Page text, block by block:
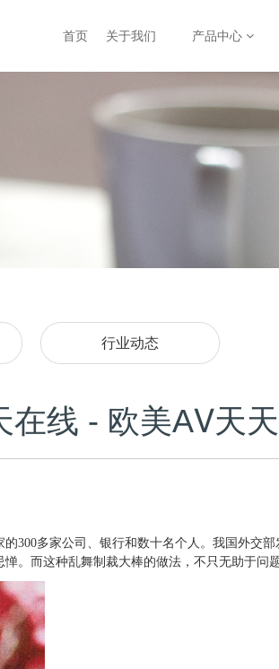
首页 关于我们 产品中心
行业动态
线 - 欧美AⅤ天
多家公司、银行和数十名个人。我国外交部
。而这种乱舞制裁大棒的做法，不只无助于问